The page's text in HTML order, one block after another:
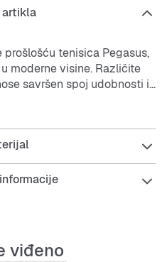
artikla
tenisica Pegasus,
moderne visine. Različite
savršen spoj udobnosti i
poglede.
povišen izgled nadahnut
Nike Pegasus 25 i
viđeno